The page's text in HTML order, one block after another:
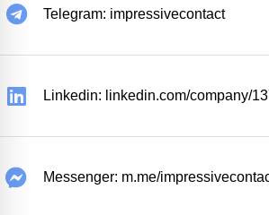
Telegram: impressivecontact
Linkedin: linkedin.com/company/
Messenger: m.me/